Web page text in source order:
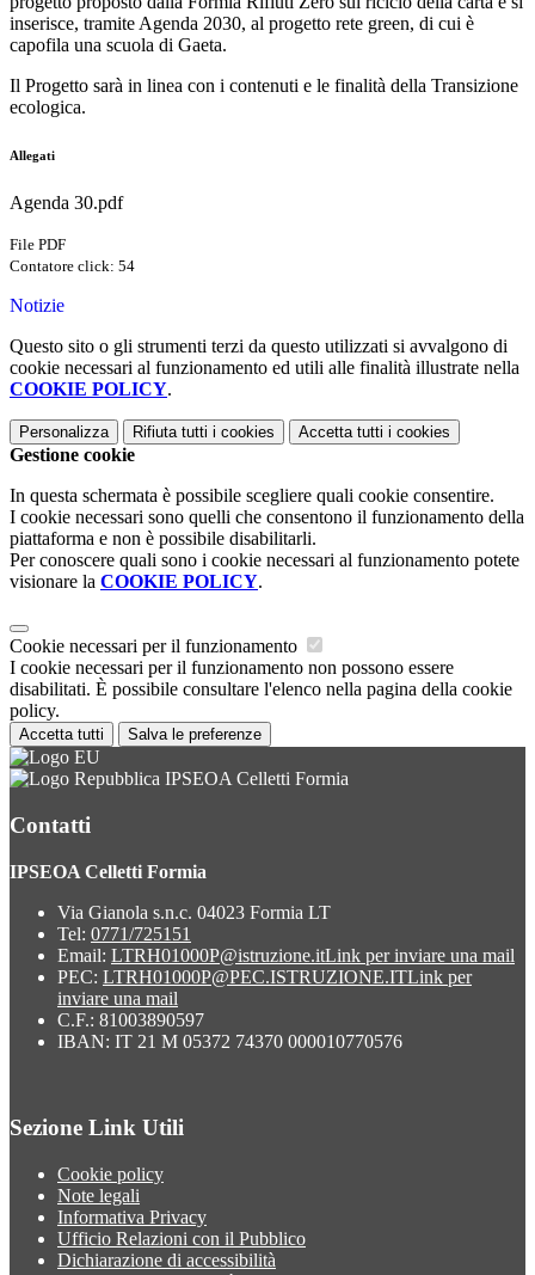
inserisce, tramite Agenda 2030, al progetto rete green, di cui è
capofila una scuola di Gaeta.
Il Progetto sarà in linea con i contenuti e le finalità della Transizione
ecologica.
Allegati
Agenda 30.pdf
File PDF
Contatore click: 54
Notizie
Questo sito o gli strumenti terzi da questo utilizzati si avvalgono di
cookie necessari al funzionamento ed utili alle finalità illustrate nella
COOKIE POLICY.
Personalizza Rifiuta tutti i cookies Accetta tutti i cookies
Gestione cookie
In questa schermata è possibile scegliere quali cookie consentire.
I cookie necessari sono quelli che consentono il funzionamento della
piattaforma e non è possibile disabilitarli.
Per conoscere quali sono i cookie necessari al funzionamento potete
visionare la COOKIE POLICY.
Cookie necessari per il funzionamento
I cookie necessari per il funzionamento non possono essere
disabilitati. È possibile consultare l'elenco nella pagina della cookie
policy.
Accetta tutti Salva le preferenze
IPSEOA Celletti Formia
Contatti
IPSEOA Celletti Formia
Via Gianola s.n.c. 04023 Formia LT
Tel: 0771/725151
Email: LTRH01000P@istruzione.itLink per inviare una mail
PEC: LTRH01000P@PEC.ISTRUZIONE.ITLink per
inviare una mail
C.F.: 81003890597
IBAN: IT 21 M 05372 74370 000010770576
Sezione Link Utili
Cookie policy
Note legali
Informativa Privacy
Ufficio Relazioni con il Pubblico
Dichiarazione di accessibilità